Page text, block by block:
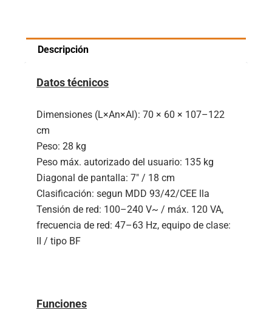
Descripción
Datos técnicos
Dimensiones (L×An×Al): 70 × 60 × 107–122
cm
Peso: 28 kg
Peso máx. autorizado del usuario: 135 kg
Diagonal de pantalla: 7″ / 18 cm
Clasificación: segun MDD 93/42/CEE lla
Tensión de red: 100–240 V~ / máx. 120 VA,
frecuencia de red: 47–63 Hz, equipo de clase:
II / tipo BF
Funciones